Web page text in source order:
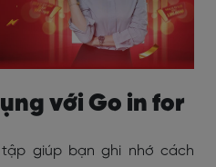
với Go in for
giúp bạn ghi nhớ cách